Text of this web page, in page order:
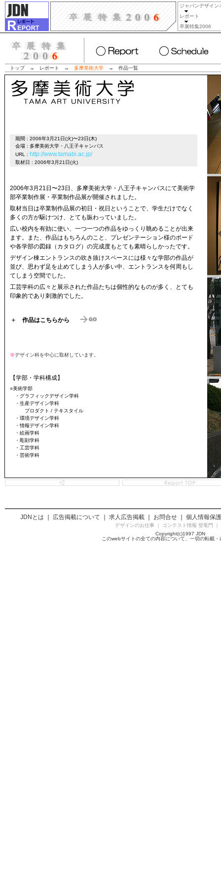
ジャパンデザイン
レポート
卒展特集2006
トップ→ レポート → 多摩美術大学 → 作品一覧
期間 : 2006年3月21日(火)〜23日(木)
会場 : 多摩美術大学・八王子キャンパス
URL : http://www.tamabi.ac.jp/
取材日 : 2006年3月21日(火)
2006年3月21日〜23日、多摩美術大学・八王子キャンパスにて美術学
部卒業制作展・卒業制作品展が開催されました。
取材当日は卒業制作品展の初日・祝日ということで、学生だけでなく
多くの方が駆けつけ、とても賑わっていました。
広い校内を有効に使い、一つ一つの作品をゆっくり眺めることが出来
ます。また、作品はもちろんのこと、プレゼンテーション様のボード
や各学部の図録（カタログ）の完成度もとても素晴らしかったです。
デザイン棟エントランスの吹き抜けスペースには様々な学部の作品が
並び、思わず足を止めてしまう人が多い中、エントランスを何周もし
てしまう空間でした。
工芸学科の広々と展示された作品たちは個性的なものが多く、とても
印象的であり刺激的でした。
＋ 作品はこちらから
※デザイン科を中心に取材しています。
【学部・学科構成】
○美術学部
・グラフィックデザイン学科
・生産デザイン学科
プロダクト / テキスタイル
・環境デザイン学科
・情報デザイン学科
・絵画学科
・彫刻学科
・工芸学科
・芸術学科
JDNとは 広告掲載について 求人広告掲載 お問合せ 個人情報保
デザインのお仕事｜ コンテスト情報 登竜門
Copyright(c)1997 JDN
このwebサイトの全ての内容について、一切の転載